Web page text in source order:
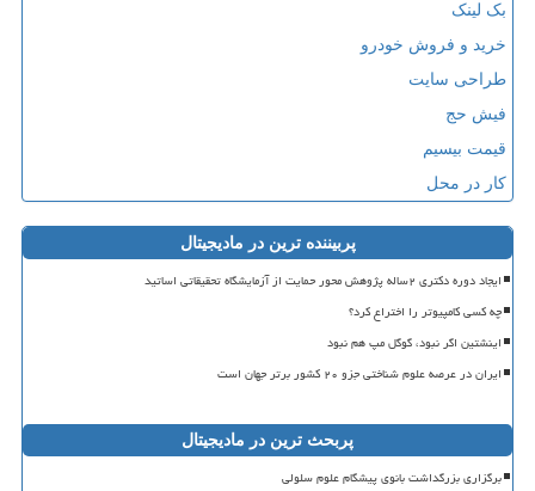
بک لینک
خرید و فروش خودرو
طراحی سایت
فیش حج
قیمت بیسیم
کار در محل
پربیننده ترین در مادیجیتال
ایجاد دوره دکتری ۲ساله پژوهش محور حمایت از آزمایشگاه تحقیقاتی اساتید
چه کسی کامپیوتر را اختراع کرد؟
اینشتین اگر نبود، گوگل مپ هم نبود
ایران در عرصه علوم شناختی جزو ۲۰ کشور برتر جهان است
پربحث ترین در مادیجیتال
برگزاری بزرگداشت بانوی پیشگام علوم سلولی